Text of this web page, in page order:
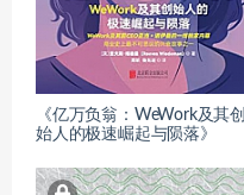
《亿万负翁：WeWork及其创
始人的极速崛起与陨落》